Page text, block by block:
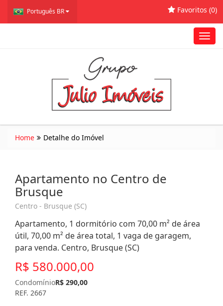
Português BR Favoritos (0)
Home Detalhe do Imóvel
Apartamento no Centro de
Brusque
Centro - Brusque (SC)
Apartamento, 1 dormitório com 70,00 m² de área
útil, 70,00 m² de área total, 1 vaga de garagem,
para venda. Centro, Brusque (SC)
R$ 580.000,00
CondomínioR$ 290,00
REF. 2667